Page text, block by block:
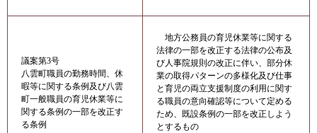
議案第3号
八雲町職員の勤務時間、休
暇等に関する条例及び八雲
町一般職員の育児休業等に
関する条例の一部を改正す
る条例
地方公務員の育児休業等に関する
法律の一部を改正する法律の公布及
び人事院規則の改正に伴い、部分休
業の取得パターンの多様化及び仕事
と育児の両立支援制度の利用に関す
る職員の意向確認等について定める
ため、既設条例の一部を改正しよう
とするもの